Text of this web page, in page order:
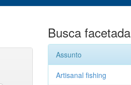
Busca facetada
Assunto
Artisanal fishing